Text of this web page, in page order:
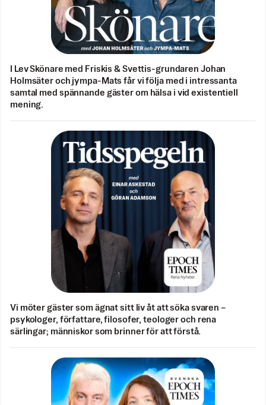
I Lev Skönare med Friskis & Svettis-grundaren Johan
Holmsäter och jympa-Mats får vi följa med i intressanta
samtal med spännande gäster om hälsa i vid existentiell
mening.
Vi möter gäster som ägnat sitt liv åt att söka svaren –
psykologer, författare, filosofer, teologer och rena
särlingar; människor som brinner för att förstå.